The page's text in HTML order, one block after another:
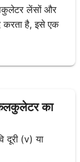
लेंसों और
करता है, इसे एक
का
दूरी (v) या